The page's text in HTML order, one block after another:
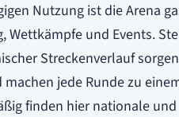
Nutzung ist die Arena
Wettkämpfe und Events.
Streckenverlauf
jede Runde zu
finden hier nationale und